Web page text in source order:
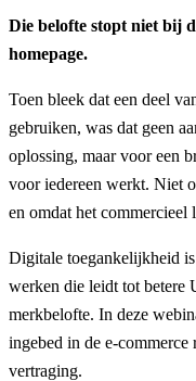
Die belofte stopt niet bij
homepage.
Toen bleek dat een deel
gebruiken, was dat geen
oplossing, maar voor een
voor iedereen werkt. Niet
en omdat het commercieel
Digitale toegankelijkheid
werken die leidt tot betere
merkbelofte. In deze
ingebed in de e-commerce
vertraging.